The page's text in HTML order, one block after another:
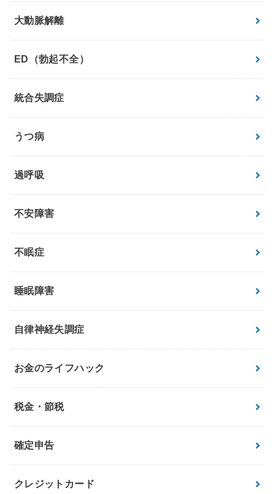
大動脈解離
ED（勃起不全）
統合失調症
うつ病
過呼吸
不安障害
不眠症
睡眠障害
自律神経失調症
お金のライフハック
税金・節税
確定申告
クレジットカード